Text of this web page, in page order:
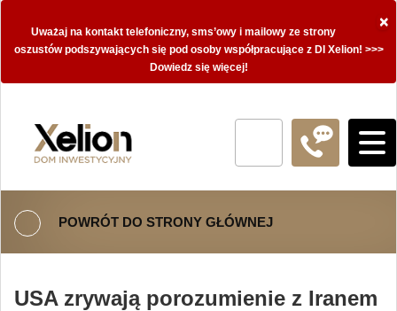
×
Uważaj na kontakt telefoniczny, sms’owy i mailowy ze strony
oszustów podszywających się pod osoby współpracujące z DI Xelion! >>>
Dowiedz się więcej!
POWRÓT DO STRONY GŁÓWNEJ
USA zrywają porozumienie z Iranem